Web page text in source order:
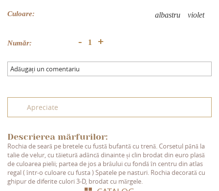
Culoare: violet
albastru
Număr: - +
Adăugați un comentariu
Apreciate
Descrierea mărfurilor:
Rochia de seară pe bretele cu fustă bufantă cu trenă. Corsetul până la
talie de velur, cu tăietură adâncă dinainte și clin brodat din euro plasă
de culoarea pielii; partea de jos a brâului cu fondă în centru din atlas
regal ( într-o culoare cu fusta ) Spatele pe nasturi. Rochia decorată cu
ghipur de diferite culori 3-D, brodat cu mărgele.